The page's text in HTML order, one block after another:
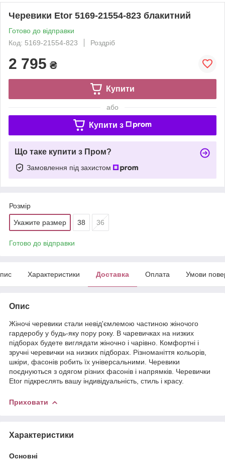
Черевики Etor 5169-21554-823 блакитний
Готово до відправки
Код: 5169-21554-823
Роздріб
2 795 ₴
Купити
або
Купити з
Що таке купити з Пром?
Замовлення під захистом
Розмір
Укажите размер 38 36
Готово до відправки
Характеристики Доставка Оплата Умови
Опис
Жіночі черевики стали невід'ємлемою частиною жіночого
гардеробу у будь-яку пору року. В чаревичках на низких
підборах будете виглядати жіночно і чарівно. Комфортні і
зручні черевички на низких підборах. Різноманіття кольорів,
шкіри, фасонів робить їх універсальними. Черевики
поєднуються з одягом різних фасонів і напрямків. Черевички
Etor підкреслять вашу індивідуальність, стиль і красу.
Приховати
Характеристики
Основні